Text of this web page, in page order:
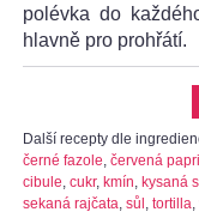
polévka do
hlavně pro prohřátí.
Další recepty dle
černé fazole, červená
cibule, cukr, kmín, kysaná
sekaná rajčata, sůl , tortilla,